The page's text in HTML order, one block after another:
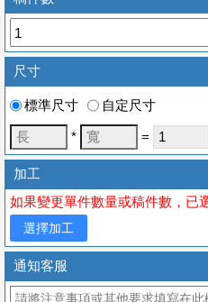
尺寸
標準尺寸 自定尺寸
* =
加工
如果變更單件數量或稿件數，已
選擇加工
通知客服